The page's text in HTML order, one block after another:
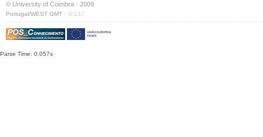
© University of Coimbra · 2009
Portugal/WEST GMT · S:147
Parse Time: 0.057s